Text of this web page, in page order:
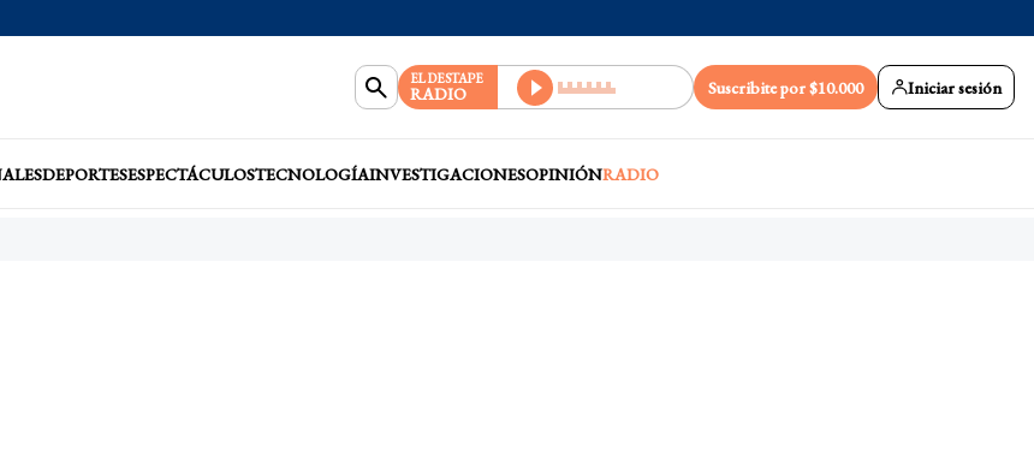
EL DESTAPE
RADIO Suscribite por $10.000 Iniciar sesión
DEPORTESESPECTÁCULOSTECNOLOGÍAINVESTIGACIONESOPINIÓNRADIO